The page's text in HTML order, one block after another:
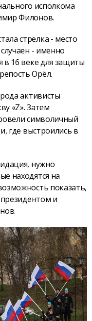
исполкома
Филонов.
стрелка - место
- именно
в 16 веке для защиты
Орёл.
активисты
«Z». Затем
символичный
где выстроились в
нужно
находятся на
показать,
и